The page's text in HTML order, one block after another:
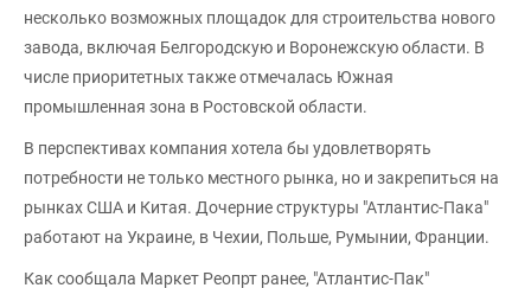
несколько возможных площадок для строительства нового
завода, включая Белгородскую и Воронежскую области. В
числе приоритетных также отмечалась Южная
промышленная зона в Ростовской области.
В перспективах компания хотела бы удовлетворять
потребности не только местного рынка, но и закрепиться на
рынках США и Китая. Дочерние структуры "Атлантис-Пака"
работают на Украине, в Чехии, Польше, Румынии, Франции.
Как сообщала Маркет Реопрт ранее, "Атлантис-Пак"